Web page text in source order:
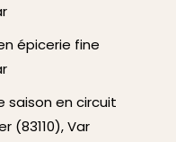
épicerie fine
saison en circuit
(83110), Var